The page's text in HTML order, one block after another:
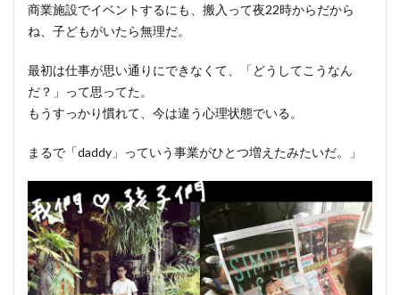
商業施設でイベントするにも、搬入って夜22時からだから
ね、子どもがいたら無理だ。
最初は仕事が思い通りにできなくて、「どうしてこうなん
だ？」って思ってた。
もうすっかり慣れて、今は違う心理状態でいる。
まるで「daddy」っていう事業がひとつ増えたみたいだ。」